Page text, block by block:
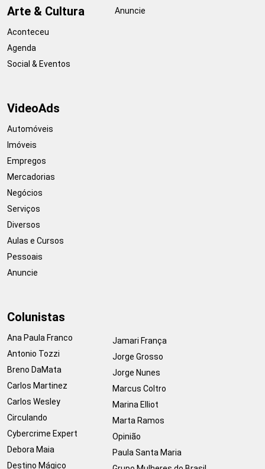
Arte & Cultura
Aconteceu
Agenda
Social & Eventos
Anuncie
VideoAds
Automóveis
Imóveis
Empregos
Mercadorias
Negócios
Serviços
Diversos
Aulas e Cursos
Pessoais
Anuncie
Colunistas
Ana Paula Franco
Antonio Tozzi
Breno DaMata
Carlos Martinez
Carlos Wesley
Circulando
Cybercrime Expert
Debora Maia
Destino Mágico
Jamari França
Jorge Grosso
Jorge Nunes
Marcus Coltro
Marina Elliot
Marta Ramos
Opinião
Paula Santa Maria